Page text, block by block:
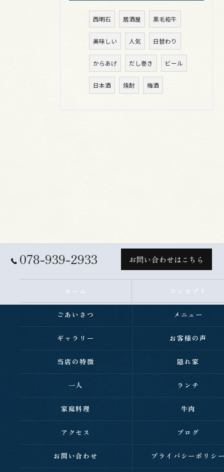
西明石 居酒屋 黒毛和牛
美味しい 人気 日替わり
からあげ だし巻き ビール
日本酒 焼酎 梅酒
078-939-2933 お問い合わせはこちら
ホーム コンセプト
ごあいさつ メニュー
ギャラリー お客様の声
当店の特徴 隠れ家
一人 ランチ
家庭料理 牛肉
アクセス ブログ
お問い合わせ プライバシーポリシ